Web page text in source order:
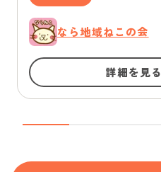
なら地域ねこの会
詳細を見る